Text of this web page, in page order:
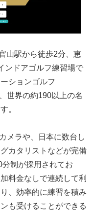
山駅から徒歩2分、恵
ンドアゴルフ練習場で
ションゴルフ
世界の約190以上の名
。
メラや、日本に数台し
カタリストなどが完備
制が採用されてお
料金なしで連続して利
、効率的に練習を積み
も受けることができる